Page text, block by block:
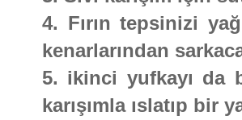
4. Fırın tepsinizi
kenarlarından
5. ikinci yufkayı da
karışımla ıslatıp bir